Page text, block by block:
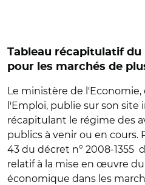
Tableau récapitulatif du
pour les marchés de
Le ministère de
l'Emploi, publie sur son
récapitulant le régime des
publics à venir ou en cours.
43 du décret n° 2008-1355
relatif à la mise en œuvre
économique dans les